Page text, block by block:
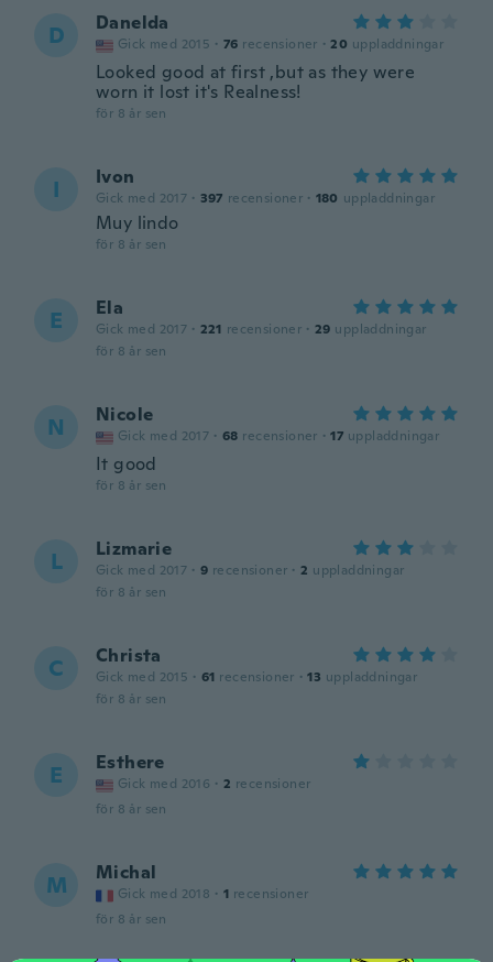
D Danelda
Gick med 2015 · 76 recensioner · 20 uppladdningar
Looked good at first ,but as they were
worn it lost it's Realness!
för 8 år sen
I Ivon
Gick med 2017 · 397 recensioner · 180 uppladdningar
Muy lindo
för 8 år sen
E Ela
Gick med 2017 · 221 recensioner · 29 uppladdningar
för 8 år sen
N Nicole
Gick med 2017 · 68 recensioner · 17 uppladdningar
It good
för 8 år sen
L Lizmarie
Gick med 2017 · 9 recensioner · 2 uppladdningar
för 8 år sen
C Christa
Gick med 2015 · 61 recensioner · 13 uppladdningar
för 8 år sen
E Esthere
Gick med 2016 · 2 recensioner
för 8 år sen
M Michal
Gick med 2018 · 1 recensioner
för 8 år sen